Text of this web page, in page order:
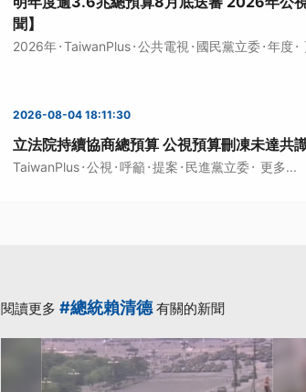
聞】
2026年·TaiwanPlus·公共電視 · 國民黨立委·年度·
2026-08-04 18:11:30
立法院持續協商總預算 公視預算刪凍未達共
TaiwanPlus·公視 ·呼籲 ·提案 · 民進黨立委· 更多...
閱讀更多 #總統賴清德有關的新聞